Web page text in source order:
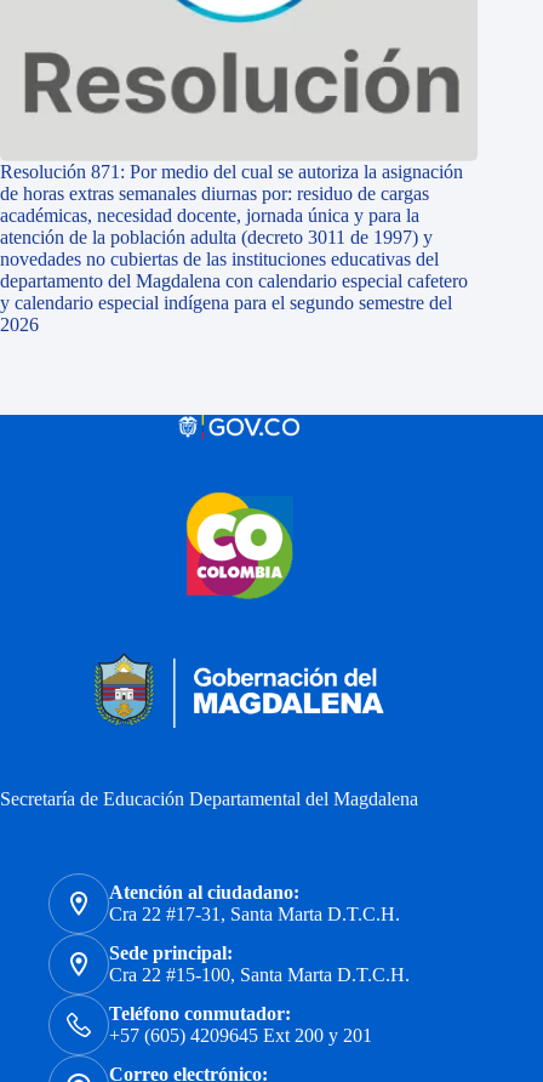
Resolución 871: Por medio del cual se autoriza la asignación
de horas extras semanales diurnas por: residuo de cargas
académicas, necesidad docente, jornada única y para la
atención de la población adulta (decreto 3011 de 1997) y
novedades no cubiertas de las instituciones educativas del
departamento del Magdalena con calendario especial cafetero
y calendario especial indígena para el segundo semestre del
2026
Secretaría de Educación Departamental del Magdalena
Atención al ciudadano:
Cra 22 #17-31, Santa Marta D.T.C.H.
Sede principal:
Cra 22 #15-100, Santa Marta D.T.C.H.
Teléfono conmutador:
+57 (605) 4209645 Ext 200 y 201
Correo electrónico: